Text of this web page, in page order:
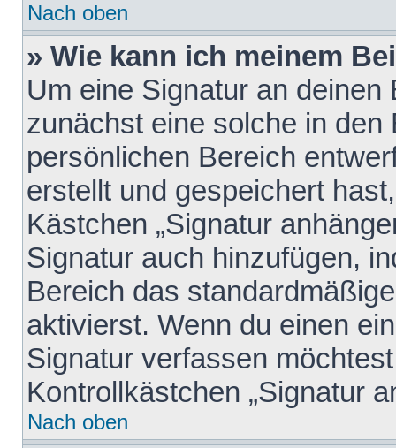
Nach oben
» Wie kann ich meinem
Um eine Signatur an
zunächst eine solche in den
persönlichen Bereich
erstellt und gespeichert
Kästchen „Signatur
Signatur auch hinzufügen,
Bereich das
aktivierst. Wenn du einen
Signatur verfassen
Kontrollkästchen „Signatur
Nach oben